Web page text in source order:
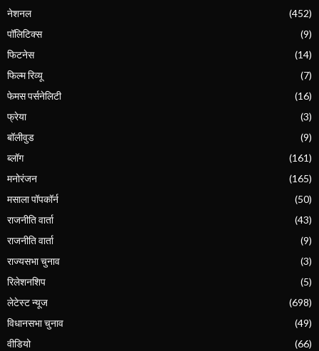
नेशनल
(452)
पॉलिटिक्स
(9)
फिटनेस
(14)
फिल्म रिव्यू
(7)
फेमस पर्सनेलिटी
(16)
फ्रेया
(3)
बॉलीवुड
(9)
ब्लॉग
(161)
मनोरंजन
(165)
मसाला पॉपकॉर्न
(50)
राजनीति वार्ता
(43)
राजनीति वार्ता
(9)
राज्यसभा चुनाव
(3)
रिलेशनशिप
(5)
लेटेस्ट न्यूज
(698)
विधानसभा चुनाव
(49)
वीडियो
(66)